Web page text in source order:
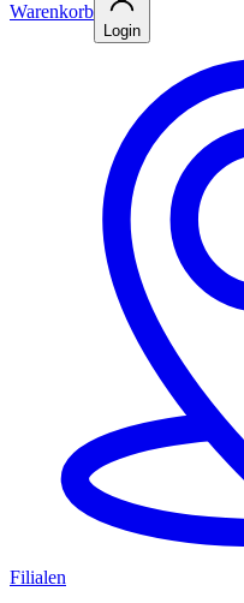
Warenkorb
Login
Filialen